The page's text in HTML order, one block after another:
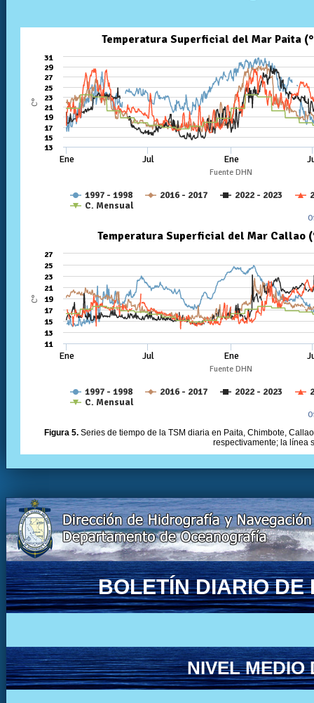
Figura 5. Series de tiempo de la TSM diaria en Paita, Chimbote,
respectivamente; la línea
BOLETÍN DIARIO DE
NIVEL MEDIO